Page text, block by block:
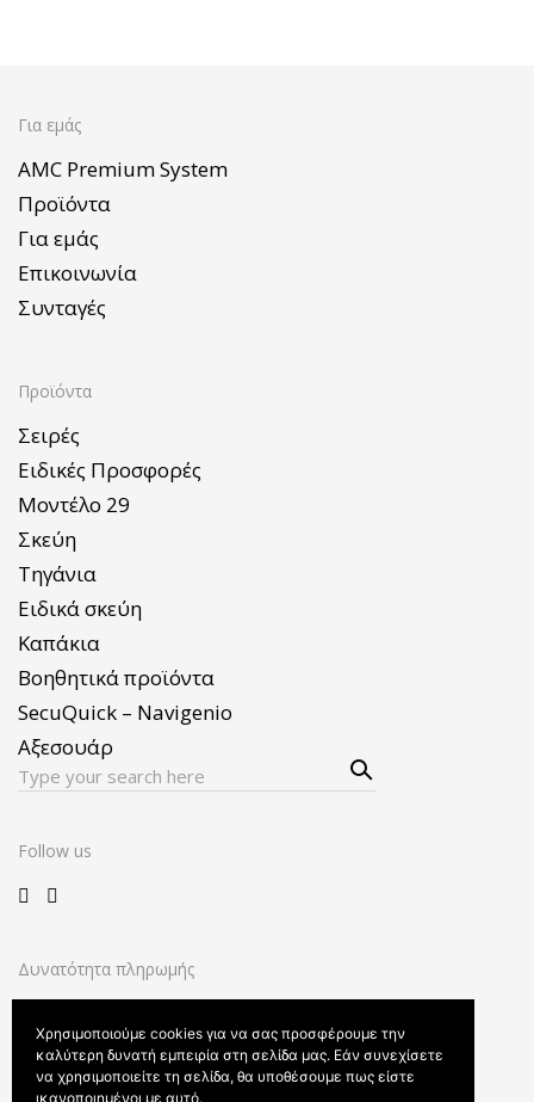
Για εμάς
AMC Premium System
Προϊόντα
Για εμάς
Επικοινωνία
Συνταγές
Προϊόντα
Σειρές
Ειδικές Προσφορές
Μοντέλο 29
Σκεύη
Τηγάνια
Ειδικά σκεύη
Καπάκια
Βοηθητικά προϊόντα
SecuQuick – Navigenio
Αξεσουάρ
Search
Sear
ch
Follow us
Δυνατότητα πληρωμής
Χρησιμοποιούμε cookies για να σας προσφέρουμε την
καλύτερη δυνατή εμπειρία στη σελίδα μας. Εάν συνεχίσετε
να χρησιμοποιείτε τη σελίδα, θα υποθέσουμε πως είστε
ικανοποιημένοι με αυτό.